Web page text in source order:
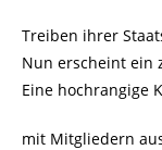
Treiben ihrer
Nun erscheint ein
Eine hochrangige
mit Mitgliedern